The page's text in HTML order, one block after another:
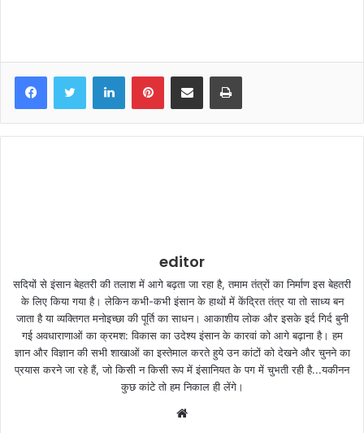
editor
सदियों से इंसान बेहतरी की तलाश में आगे बढ़ता जा रहा है, तमाम तंत्रों का निर्माण इस बेहतरी
के लिए किया गया है। लेकिन कभी-कभी इंसान के हाथों में केंद्रित तंत्र या तो साध्य बन
जाता है या व्यक्तिगत मनोइच्छा की पूर्ति का साधन। आकाशीय लोक और इसके इर्द गिर्द बुनी
गई अवधाराणाओं का क्रमश: विकास का उदेश्य इंसान के कारवां को आगे बढ़ाना है। हम
ज्ञान और विज्ञान की सभी शाखाओं का इस्तेमाल करते हुये उन कांटों को देखने और चुनने का
प्रयास करने जा रहे हैं, जो किसी न किसी रूप में इंसानियत के पग में चुभती रही है...यकीनन
कुछ कांटे तो हम निकाल ही लेंगे।